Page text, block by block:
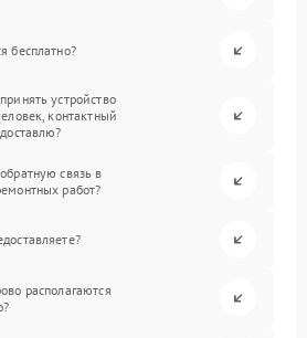
бесплатно?
устройство
контактный
связь в
работ?
располагаются